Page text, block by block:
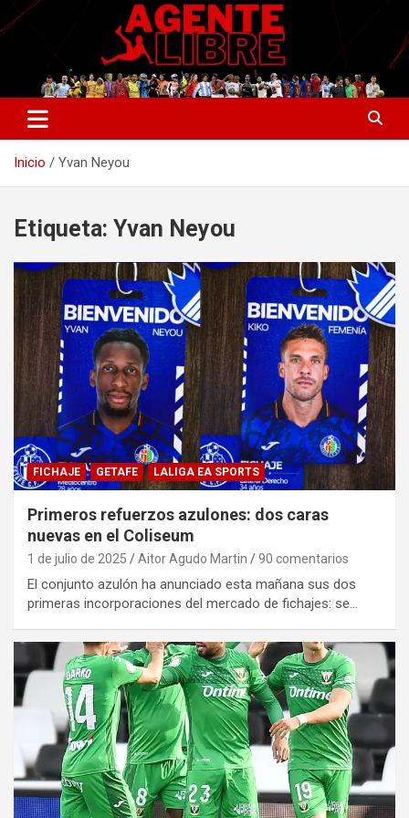
Saltar
al
Agente Libre Digital
La nueva generación del periodismo deportivo.
Inicio Yvan Neyou
Etiqueta: Yvan Neyou
FICHAJE GETAFE LALIGA EA SPORTS
Primeros refuerzos azulones: dos caras
nuevas en el Coliseum
1 de julio de 2025 Aitor Agudo Martin 90 comentarios
El conjunto azulón ha anunciado esta mañana sus dos
primeras incorporaciones del mercado de fichajes: se…